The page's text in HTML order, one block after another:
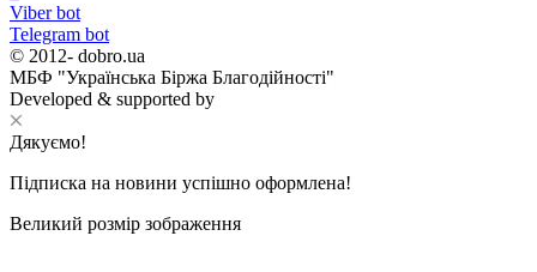
Viber bot
Telegram bot
© 2012- dobro.ua
МБФ "Українська Біржа Благодійності"
Developed & supported by
Дякуємо!
Підписка на новини успішно оформлена!
Великий розмір зображення